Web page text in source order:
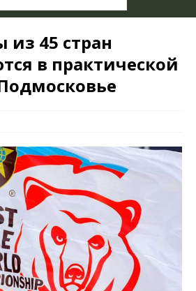
из 45 стран
в практической